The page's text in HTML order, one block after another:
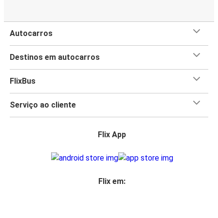
Autocarros
Destinos em autocarros
FlixBus
Serviço ao cliente
Flix App
Flix em: